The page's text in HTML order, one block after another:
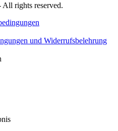
All rights reserved.
und Widerrufsbelehrung